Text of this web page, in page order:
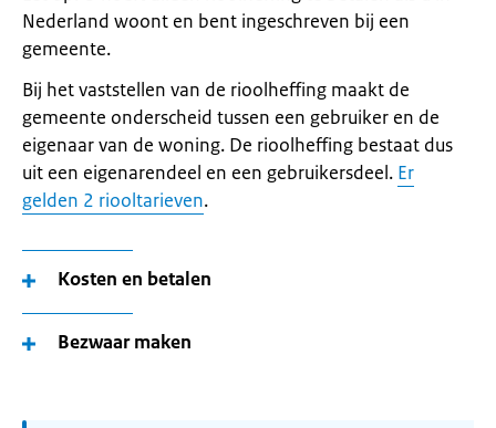
Nederland woont en bent ingeschreven bij een
gemeente.
Bij het vaststellen van de rioolheffing maakt de
gemeente onderscheid tussen een gebruiker en de
eigenaar van de woning. De rioolheffing bestaat dus
uit een eigenarendeel en een gebruikersdeel. Er
gelden 2 riooltarieven.
Kosten en betalen
Bezwaar maken